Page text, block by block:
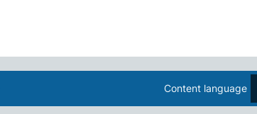
Content language